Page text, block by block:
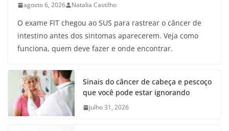
agosto 6, 2026 Natalia Castilho
O exame FIT chegou ao SUS para rastrear o câncer de
intestino antes dos sintomas aparecerem. Veja como
funciona, quem deve fazer e onde encontrar.
Sinais do câncer de cabeça e pescoço
que você pode estar ignorando
julho 31, 2026